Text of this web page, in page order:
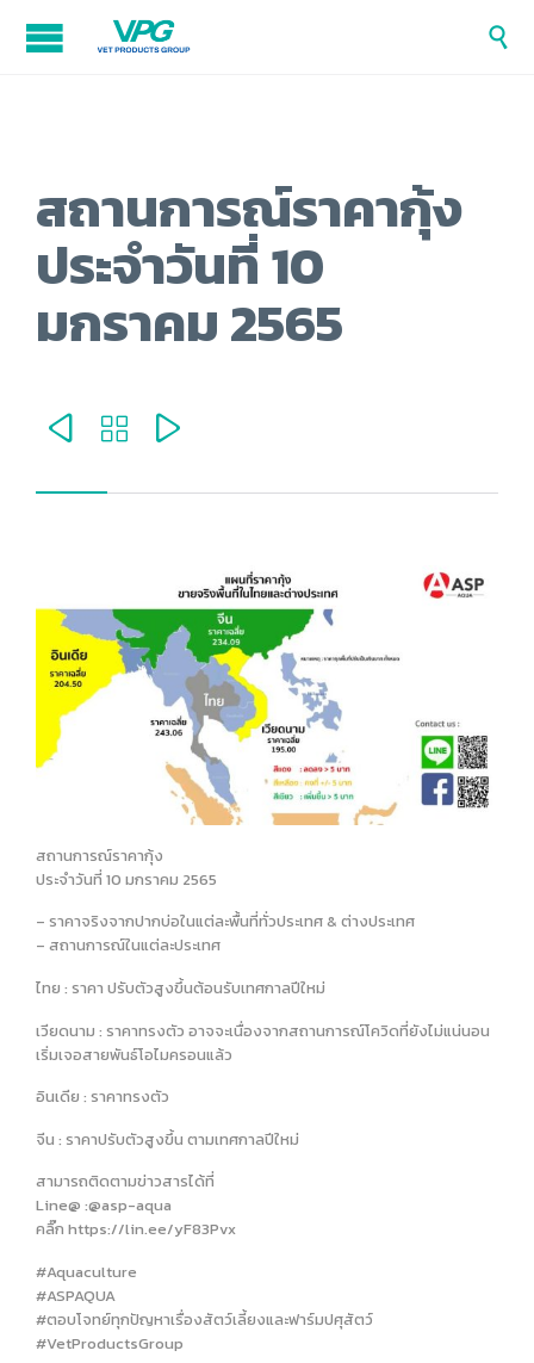

สถานการณ์ราคากุ้ง
ประจำวันที่ 10
มกราคม 2565
  
สถานการณ์ราคากุ้ง
ประจำวันที่ 10 มกราคม 2565
– ราคาจริงจากปากบ่อในแต่ละพื้นที่ทั่วประเทศ & ต่างประเทศ
– สถานการณ์ในแต่ละประเทศ
ไทย : ราคา ปรับตัวสูงขึ้นต้อนรับเทศกาลปีใหม่
เวียดนาม : ราคาทรงตัว อาจจะเนื่องจากสถานการณ์โควิดที่ยังไม่แน่นอน
เริ่มเจอสายพันธ์โอไมครอนแล้ว
อินเดีย : ราคาทรงตัว
จีน : ราคาปรับตัวสูงขึ้น ตามเทศกาลปีใหม่
สามารถติดตามข่าวสารได้ที่
Line@ :@asp-aqua
คลิ๊ก https://lin.ee/yF83Pvx
#Aquaculture
#ASPAQUA
#ตอบโจทย์ทุกปัญหาเรื่องสัตว์เลี้ยงและฟาร์มปศุสัตว์
#VetProductsGroup